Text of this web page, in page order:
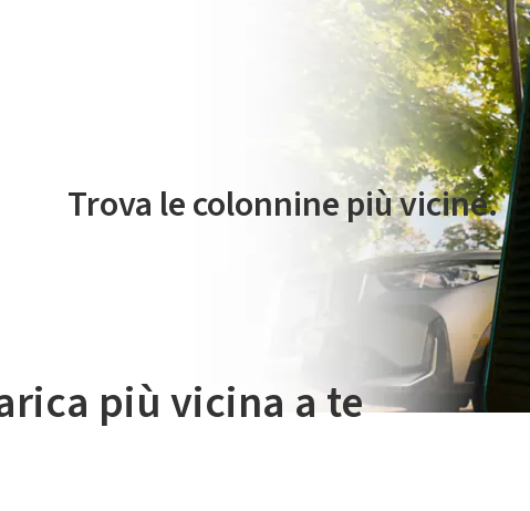
Il servizio di mobilità elettrica è gestito da Plenitude On The Road
Trova le colonnine più vicine.
più vicina a te